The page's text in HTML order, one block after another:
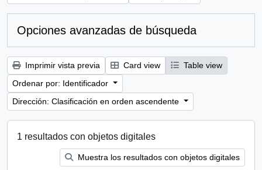
Opciones avanzadas de búsqueda
Imprimir vista previa Card view
Table view
Ordenar por: Identificador
Dirección: Clasificación en orden ascendente
1 resultados con objetos digitales
Muestra los resultados con objetos digitales